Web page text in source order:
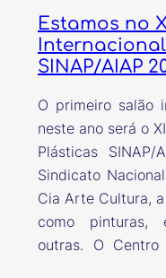
Estamos no
SINAP/AIAP
O primeiro salão
neste ano será o
Plásticas SINAP/
Sindicato
Cia Arte Cultura,
como pinturas,
outras. O Centro